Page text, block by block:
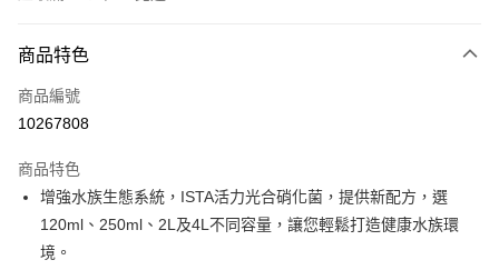
信用卡一次付款
超商取貨付款
Apple Pay
街口支付
商品特色
商品編號
10267808
商品特色
增強水族生態系統，ISTA活力光合硝化菌，提供新配方，選
120ml、250ml、2L及4L不同容量，讓您輕鬆打造健康水族環
境。